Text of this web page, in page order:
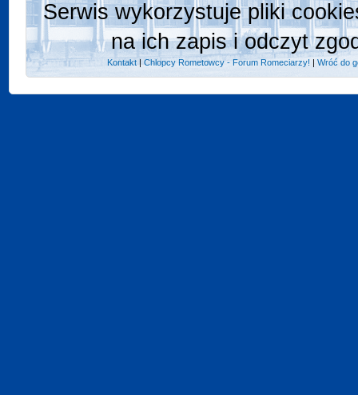
Serwis wykorzystuje pliki
na ich zapis i odczyt
Kontakt |Chlopcy Rometowcy - Forum Romeciarzy! |Wróć do